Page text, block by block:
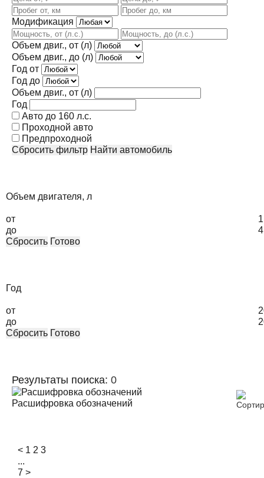
Модификация
Объем двиг., от (л)
Объем двиг., до (л)
Год от
Год до
Объем двиг., от (л)
Год
Авто до 160 л.с.
Проходной авто
Предпроходной
Сбросить фильтр
Найти автомобиль
Объем двигателя, л
от
до
Сбросить Готово
Год
от
до
Сбросить Готово
Результаты поиска: 0
Расшифровка обозначений
< 1 2 3
...
7 >